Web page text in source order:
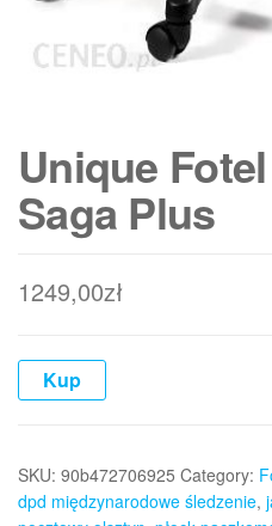
Unique
Saga Plus
1249,00zł
Kup
SKU: 90b472706925 Category:
dpd międzynarodowe śledzenie,